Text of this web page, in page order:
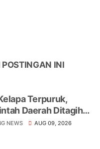
INI
Terpuruk,
Daerah Ditagih
Program
NEWS AUG 09, 2026